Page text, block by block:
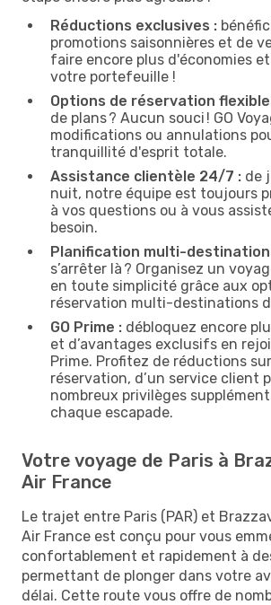
Réductions exclusives :
promotions saisonnières et de
faire encore plus d'économies
votre portefeuille !
Options de réservation
de plans ? Aucun souci ! GO
modifications ou annulations
tranquillité d'esprit totale.
Assistance clientèle 24/7 : de
nuit, notre équipe est toujours
à vos questions ou à vous
besoin.
Planification multi-
s’arrêter là ? Organisez un
en toute simplicité grâce aux
réservation multi-destinations
GO Prime : débloquez encore
et d’avantages exclusifs en
Prime. Profitez de réductions
réservation, d’un service client
nombreux privilèges
chaque escapade.
Votre voyage de Paris à
Air France
Le trajet entre Paris (PAR) et
Air France est conçu pour vous
confortablement et rapidement à
permettant de plonger dans votre
délai. Cette route vous offre de